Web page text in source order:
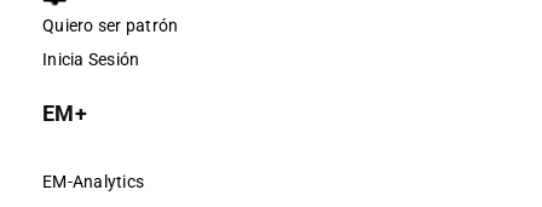
Quiero ser patrón
Inicia Sesión
EM+
EM-Analytics